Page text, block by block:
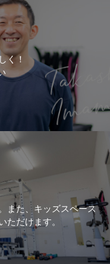
く！
また、キッズスペース
ただけます。